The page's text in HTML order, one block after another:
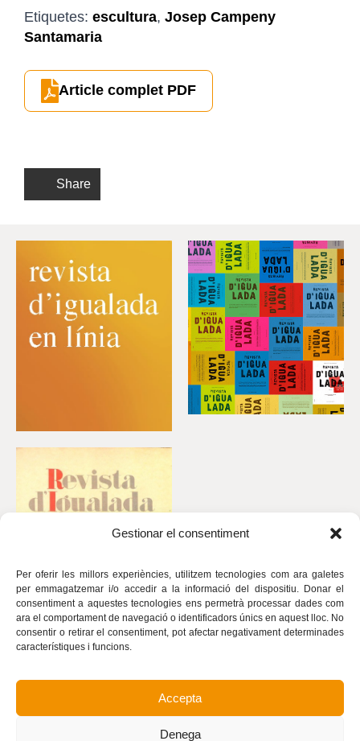
Gestionar el consentiment
Per oferir les millors experiències, utilitzem tecnologies com ara galetes
per emmagatzemar i/o accedir a la informació del dispositiu. Donar el
consentiment a aquestes tecnologies ens permetrà processar dades com
ara el comportament de navegació o identificadors únics en aquest lloc. No
consentir o retirar el consentiment, pot afectar negativament determinades
característiques i funcions.
Accepta
Denega
Etiquetes: escultura, Josep Campeny
Santamaria
Article complet PDF
Share